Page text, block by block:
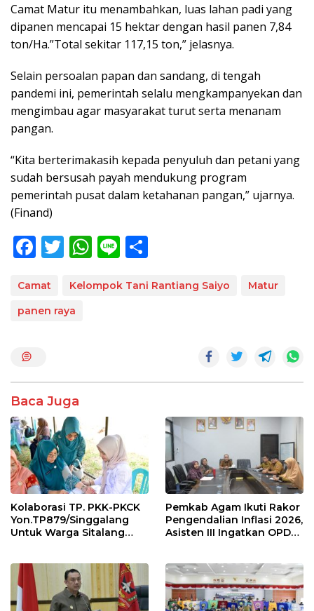
Camat Matur itu menambahkan, luas lahan padi yang
dipanen mencapai 15 hektar dengan hasil panen 7,84
ton/Ha.”Total sekitar 117,15 ton,” jelasnya.
Selain persoalan papan dan sandang, di tengah
pandemi ini, pemerintah selalu mengkampanyekan dan
mengimbau agar masyarakat turut serta menanam
pangan.
“Kita berterimakasih kepada penyuluh dan petani yang
sudah bersusah payah mendukung program
pemerintah pusat dalam ketahanan pangan,” ujarnya.
(Finand)
F
e
b
k
T
itt
er
W
at
p
Li
e ar
Camat Kelompok Tani Rantiang Saiyo
Matur
panen raya
Baca Juga
Kolaborasi TP. PKK-PKCK
Yon.TP879/Singgalang
Untuk Warga Sitalang
Pemkab Agam Ikuti Rakor
Pengendalian Inflasi 2026,
Asisten III Ingatkan OPD